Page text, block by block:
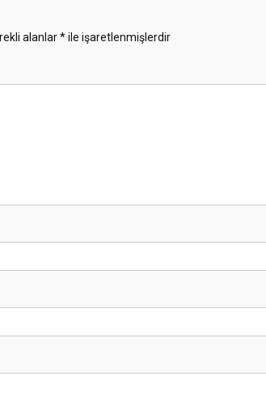
alanlar*ile işaretlenmişlerdir